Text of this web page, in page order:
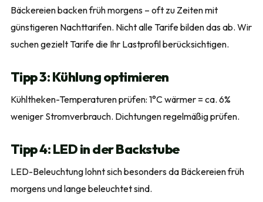
Bäckereien backen früh morgens – oft zu Zeiten mit
günstigeren Nachttarifen. Nicht alle Tarife bilden das ab. Wir
suchen gezielt Tarife die Ihr Lastprofil berücksichtigen.
Tipp 3: Kühlung optimieren
Kühltheken-Temperaturen prüfen: 1°C wärmer = ca. 6%
weniger Stromverbrauch. Dichtungen regelmäßig prüfen.
Tipp 4: LED in der Backstube
LED-Beleuchtung lohnt sich besonders da Bäckereien früh
morgens und lange beleuchtet sind.